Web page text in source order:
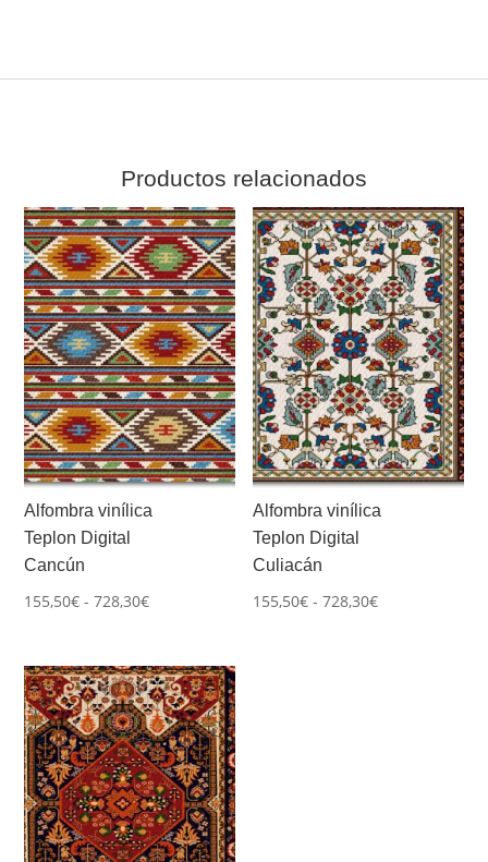
Productos relacionados
Alfombra vinílica
Teplon Digital
Cancún
155,50€ - 728,30€Rango
desde
155,50€
hasta
728,30€
Alfombra vinílica
Teplon Digital
Culiacán
155,50€ - 728,30€Rango